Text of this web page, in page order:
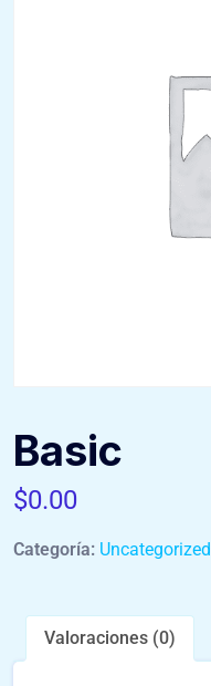
Basic
$0.00
Categoría: Uncategorized
Valoraciones (0)